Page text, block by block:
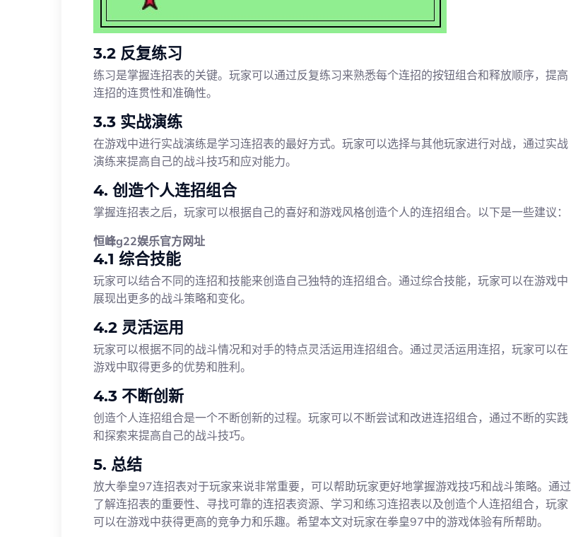
3.2 反复练习
练习是掌握连招表的关键。玩家可以通过反复练习来熟悉每个连招的按钮组合和释放顺序，提高
连招的连贯性和准确性。
3.3 实战演练
在游戏中进行实战演练是学习连招表的最好方式。玩家可以选择与其他玩家进行对战，通过实战
演练来提高自己的战斗技巧和应对能力。
4. 创造个人连招组合
掌握连招表之后，玩家可以根据自己的喜好和游戏风格创造个人的连招组合。以下是一些建议：
恒峰g22娱乐官方网址
4.1 综合技能
玩家可以结合不同的连招和技能来创造自己独特的连招组合。通过综合技能，玩家可以在游戏中
展现出更多的战斗策略和变化。
4.2 灵活运用
玩家可以根据不同的战斗情况和对手的特点灵活运用连招组合。通过灵活运用连招，玩家可以在
游戏中取得更多的优势和胜利。
4.3 不断创新
创造个人连招组合是一个不断创新的过程。玩家可以不断尝试和改进连招组合，通过不断的实践
和探索来提高自己的战斗技巧。
5. 总结
放大拳皇97连招表对于玩家来说非常重要，可以帮助玩家更好地掌握游戏技巧和战斗策略。通过
了解连招表的重要性、寻找可靠的连招表资源、学习和练习连招表以及创造个人连招组合，玩家
可以在游戏中获得更高的竞争力和乐趣。希望本文对玩家在拳皇97中的游戏体验有所帮助。